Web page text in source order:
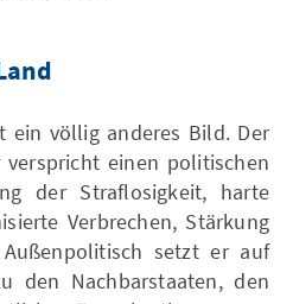
ein völlig anderes Bild. Der
verspricht einen politischen
der Straflosigkeit, harte
Verbrechen, Stärkung
setzt er auf
den Nachbarstaaten, den